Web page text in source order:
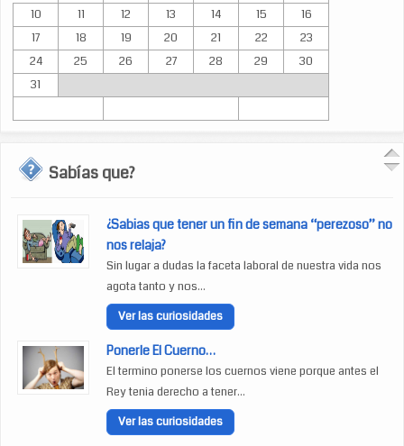
10
11 12 13 14 15
16
17
18 19 20 21 22
23
24
25 26 27 28 29
30
31
Sabías que?
¿Sabias que tener un fin de semana “perezoso” no
nos relaja?
Sin lugar a dudas la faceta laboral de nuestra vida nos
agota tanto y nos...
Ver las curiosidades
Ponerle El Cuerno…
El termino ponerse los cuernos viene porque antes el
Rey tenia derecho a tener...
Ver las curiosidades